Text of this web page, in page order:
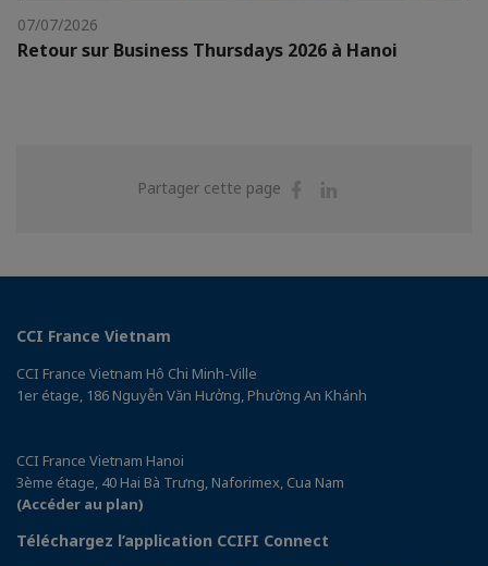
07/07/2026
Retour sur Business Thursdays 2026 à Hanoi
Partager cette page
Partager
CCI France Vietnam
CCI France Vietnam Hô Chi Minh-Ville
1er étage, 186 Nguyễn Văn Hưởng, Phường An Khánh
CCI France Vietnam Hanoi
3ème étage, 40 Hai Bà Trưng, Naforimex, Cua Nam
(Accéder au plan)
Téléchargez l’application CCIFI Connect